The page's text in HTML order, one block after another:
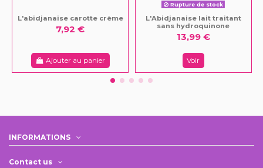
L'abidjanaise carotte crème
7,92 €
Ajouter au panier
Rupture de stock
L'Abidjanaise lait traitant
sans hydroquinone
13,99 €
Voir
INFORMATIONS
Contact us